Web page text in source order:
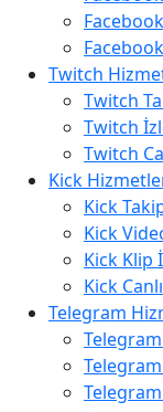
Twitch
Twitch
Twitch
Twitch
Kick
Kick
Kick
Kick Klip
Kick
Telegram